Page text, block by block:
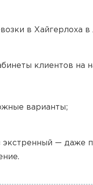
в Хайгерлоха
клиентов на
варианты;
экстренный — даже